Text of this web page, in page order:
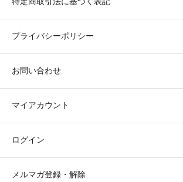
プライバシーポリシー
お問い合わせ
マイアカウント
ログイン
メルマガ登録・解除